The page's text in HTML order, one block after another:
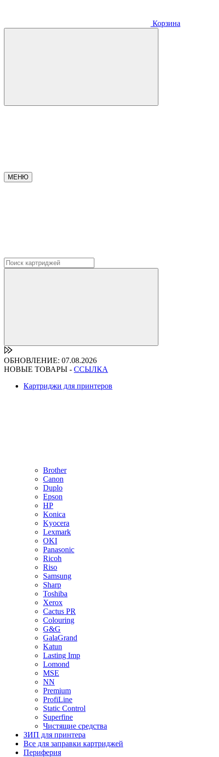
Корзина
МЕНЮ
ОБНОВЛЕНИЕ: 07.08.2026
НОВЫЕ ТОВАРЫ - ССЫЛКА
Картриджи для принтеров
Brother
Canon
Duplo
Epson
HP
Konica
Kyocera
Lexmark
OKI
Panasonic
Ricoh
Riso
Samsung
Sharp
Toshiba
Xerox
Cactus PR
Colouring
G&G
GalaGrand
Katun
Lasting Imp
Lomond
MSE
NN
Premium
ProfiLine
Static Control
Superfine
Чистящие средства
ЗИП для принтера
Все для заправки картриджей
Периферия